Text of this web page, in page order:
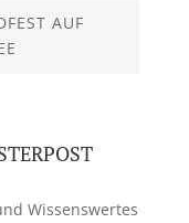
AUF
Wissenswertes